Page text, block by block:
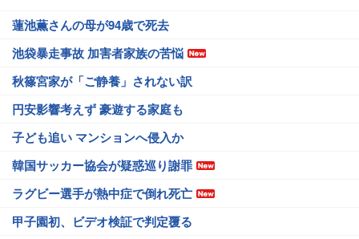
蓮池薫さんの母が94歳で死去
池袋暴走事故 加害者家族の苦悩
秋篠宮家が「ご静養」されない訳
円安影響考えず 豪遊する家庭も
子ども追い マンションへ侵入か
韓国サッカー協会が疑惑巡り謝罪
ラグビー選手が熱中症で倒れ死亡
甲子園初、ビデオ検証で判定覆る